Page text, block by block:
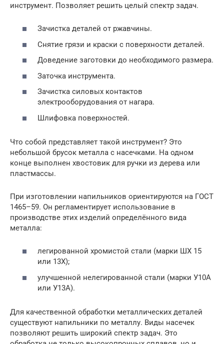
инструмент. Позволяет решить целый спектр задач.
Зачистка деталей от ржавчины.
Снятие грязи и краски с поверхности деталей.
Доведение заготовки до необходимого размера.
Заточка инструмента.
Зачистка силовых контактов
электрооборудования от нагара.
Шлифовка поверхностей.
Что собой представляет такой инструмент? Это
небольшой брусок металла с насечками. На одном
конце выполнен хвостовик для ручки из дерева или
пластмассы.
При изготовлении напильников ориентируются на ГОСТ
1465–59. Он регламентирует использование в
производстве этих изделий определённого вида
металла:
легированной хромистой стали (марки ШХ 15
или 13Х);
улучшенной нелегированной стали (марки У10А
или У13А).
Для качественной обработки металлических деталей
существуют напильники по металлу. Виды насечек
позволяют решить широкий спектр задач. Это